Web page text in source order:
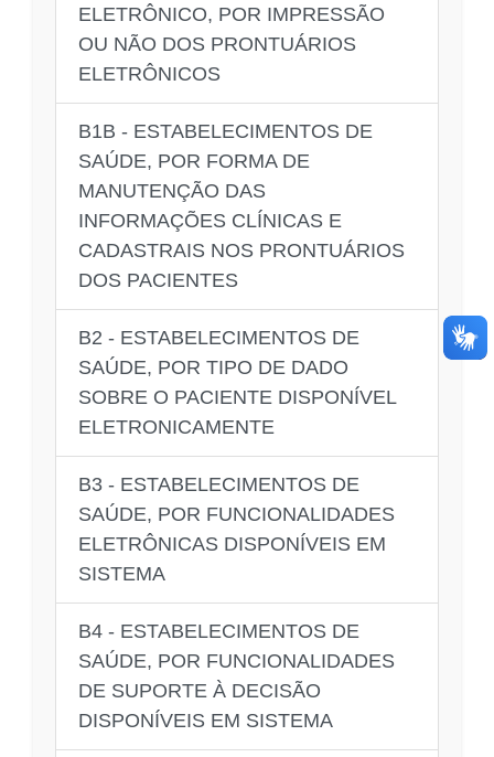
ELETRÔNICO, POR IMPRESSÃO
OU NÃO DOS PRONTUÁRIOS
ELETRÔNICOS
B1B - ESTABELECIMENTOS DE
SAÚDE, POR FORMA DE
MANUTENÇÃO DAS
INFORMAÇÕES CLÍNICAS E
CADASTRAIS NOS PRONTUÁRIOS
DOS PACIENTES
B2 - ESTABELECIMENTOS DE
SAÚDE, POR TIPO DE DADO
SOBRE O PACIENTE DISPONÍVEL
ELETRONICAMENTE
B3 - ESTABELECIMENTOS DE
SAÚDE, POR FUNCIONALIDADES
ELETRÔNICAS DISPONÍVEIS EM
SISTEMA
B4 - ESTABELECIMENTOS DE
SAÚDE, POR FUNCIONALIDADES
DE SUPORTE À DECISÃO
DISPONÍVEIS EM SISTEMA